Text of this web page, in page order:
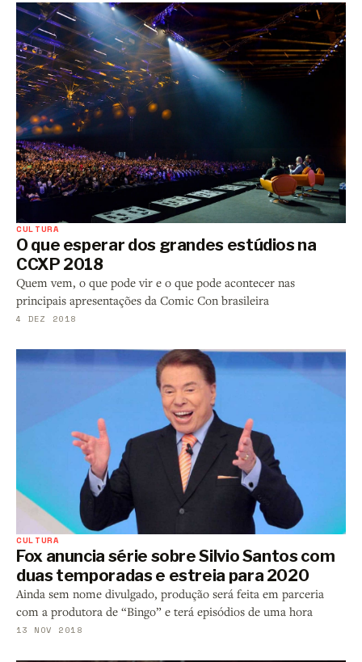
CULTURA
O que esperar dos grandes estúdios na
CCXP 2018
Quem vem, o que pode vir e o que pode acontecer nas
principais apresentações da Comic Con brasileira
4 DEZ 2018
CULTURA
Fox anuncia série sobre Silvio Santos com
duas temporadas e estreia para 2020
Ainda sem nome divulgado, produção será feita em parceria
com a produtora de “Bingo” e terá episódios de uma hora
13 NOV 2018